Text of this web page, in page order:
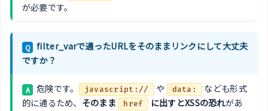
が必要です。
Q
filter_varで通ったURLをそのままリンクにして大丈夫
ですか？
A 危険です。 javascript:// や data:
なども形式
的に通るため、 そのまま href に出すとXSSの恐れがあ